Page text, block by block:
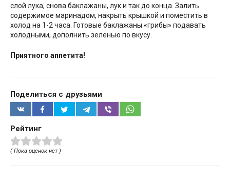
слой лука, снова баклажаны, лук и так до конца. Залить
содержимое маринадом, накрыть крышкой и поместить в
холод на 1-2 часа. Готовые баклажаны «грибы» подавать
холодными, дополнить зеленью по вкусу.
Приятного аппетита!
Поделиться с друзьями
Рейтинг
( Пока оценок нет )